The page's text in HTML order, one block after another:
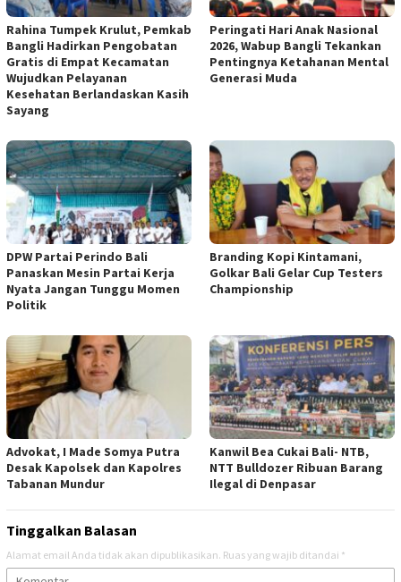
Rahina Tumpek Krulut, Pemkab
Bangli Hadirkan Pengobatan
Gratis di Empat Kecamatan
Wujudkan Pelayanan
Kesehatan Berlandaskan Kasih
Sayang
Peringati Hari Anak Nasional
2026, Wabup Bangli Tekankan
Pentingnya Ketahanan Mental
Generasi Muda
DPW Partai Perindo Bali
Panaskan Mesin Partai Kerja
Nyata Jangan Tunggu Momen
Politik
Branding Kopi Kintamani,
Golkar Bali Gelar Cup Testers
Championship
Advokat, I Made Somya Putra
Desak Kapolsek dan Kapolres
Tabanan Mundur
Kanwil Bea Cukai Bali- NTB,
NTT Bulldozer Ribuan Barang
Ilegal di Denpasar
Tinggalkan Balasan
Alamat email Anda tidak akan dipublikasikan. Ruas yang wajib ditandai *